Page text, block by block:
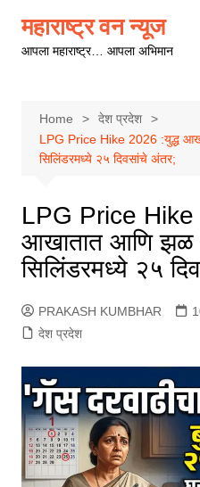
content
महाराष्ट्र वन न्यूज
आपला महाराष्ट्र… आपला अभिमान
Home
देश प्रदेश
LPG Price Hike 2026 :युद्ध
सिलिंडरमध्ये २५ दिवसांचे अंतर;
LPG Price Hike
आखातात आणि झळ
सिलिंडरमध्ये २५
PRAKASH KUMBHAR
देश प्रदेश